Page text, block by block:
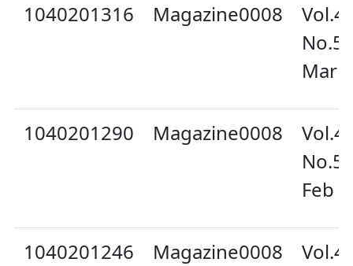
1040201316 Magazine0008
Mar
1040201290 Magazine0008
Feb
1040201246 Magazine0008